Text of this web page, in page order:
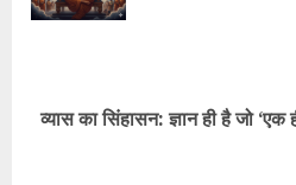
व्यास का सिंहासन: ज्ञान ही है जो ‘एक